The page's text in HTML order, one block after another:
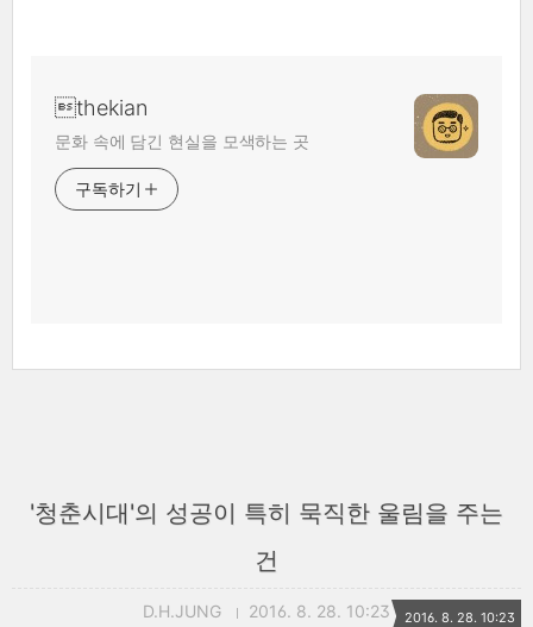
thekian
문화 속에 담긴 현실을 모색하는 곳
구독하기
'청춘시대'의 성공이 특히 묵직한 울림을 주는
건
D.H.JUNG 2016. 8. 28. 10:23 2016. 8. 28. 10:23